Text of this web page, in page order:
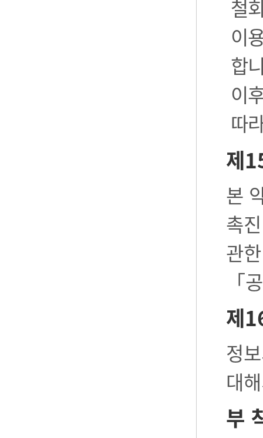
철
이
합
이
따
제
본
촉
관
「
제
정
대
부